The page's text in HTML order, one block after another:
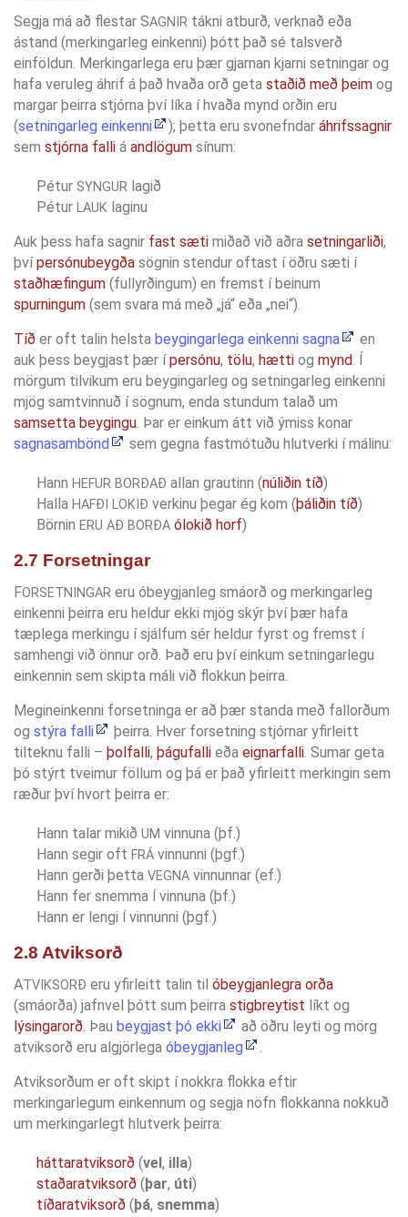
Segja má að flestar SAGNIR tákni atburð, verknað eða
ástand (merkingarleg einkenni) þótt það sé talsverð
einföldun. Merkingarlega eru þær gjarnan kjarni setningar og
hafa veruleg áhrif á það hvaða orð geta staðið með þeim og
margar þeirra stjórna því líka í hvaða mynd orðin eru
(setningarleg einkenni ); þetta eru svonefndar áhrifssagnir
sem stjórna falli á andlögum sínum:
Pétur SYNGUR lagið
Pétur LAUK laginu
Auk þess hafa sagnir fast sæti miðað við aðra setningarliði,
þvípersónubeygða sögnin stendur oftast í öðru sæti í
staðhæfingum (fullyrðingum) en fremst í beinum
spurningum (sem svara má með „já“ eða „nei“).
Tíð er oft talin helsta beygingarlega einkenni sagna
en
auk þess beygjast þær ípersónu, tölu, hætti og mynd. Í
mörgum tilvikum eru beygingarleg og setningarleg einkenni
mjög samtvinnuð í sögnum, enda stundum talað um
samsetta beygingu. Þar er einkum átt við ýmiss konar
sagnasambönd
sem gegna fastmótuðu hlutverki í málinu:
Hann HEFUR BORÐAÐ allan grautinn (núliðin tíð)
Halla HAFÐI LOKIÐ verkinu þegar ég kom (þáliðin tíð)
Börnin ERU AÐ BORÐA ólokið horf)
2.7 Forsetningar
FORSETNINGAR eru óbeygjanleg smáorð og merkingarleg
einkenni þeirra eru heldur ekki mjög skýr því þær hafa
tæplega merkingu í sjálfum sér heldur fyrst og fremst í
samhengi við önnur orð. Það eru því einkum setningarlegu
einkennin sem skipta máli við flokkun þeirra.
Megineinkenni forsetninga er að þær standa með fallorðum
og stýra falli
þeirra. Hver forsetning stjórnar yfirleitt
tilteknu falli – þolfalli, þágufalli eða eignarfalli. Sumar geta
þó stýrt tveimur föllum og þá er það yfirleitt merkingin sem
ræður því hvort þeirra er:
Hann talar mikið UM vinnuna (þf.)
Hann segir oft FRÁ vinnunni (þgf.)
Hann gerði þetta VEGNA vinnunnar (ef.)
Hann fer snemma
vinnuna (þf.)
Hann er lengi
vinnunni (þgf.)
2.8 Atviksorð
ATVIKSORÐ eru yfirleitt talin til óbeygjanlegra orða
(smáorða) jafnvel þótt sum þeirra stigbreytist líkt og
lýsingarorð. Þau beygjast þó ekki
að öðru leyti og mörg
atviksorð eru algjörlega óbeygjanleg
.
Atviksorðum er oft skipt í nokkra flokka eftir
merkingarlegum einkennum og segja nöfn flokkanna nokkuð
um merkingarlegt hlutverk þeirra:
háttaratviksorð (vel, illa)
staðaratviksorð (þar, úti)
tíðaratviksorð (þá, snemma)